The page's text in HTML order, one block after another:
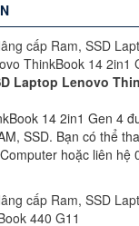
Laptop Lenovo
14 2in1 Gen 4
SSD. Bạn có thể
hoặc liên hệ